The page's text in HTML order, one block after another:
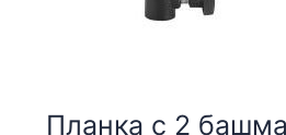
Планка с 2